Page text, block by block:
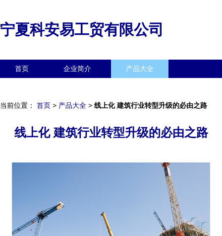
宁夏科安易工贸有限公司
首页 企业简介 产品大全
当前位置： 首页 > 产品大全 > 线上化 建筑行业转型升级的必由之路
线上化 建筑行业转型升级的必由之路